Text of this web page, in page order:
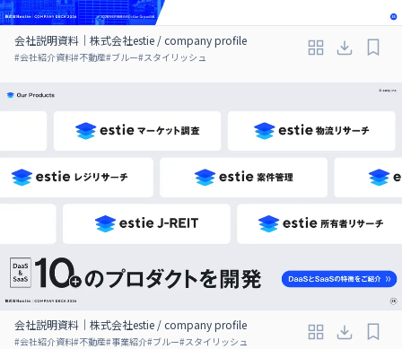
会社説明資料｜株式会社estie / company profile
#会社紹介資料#不動産#ブルー#スタイリッシュ
会社説明資料｜株式会社estie / company profile
#会社紹介資料#不動産#事業紹介#ブルー#スタイリッシュ